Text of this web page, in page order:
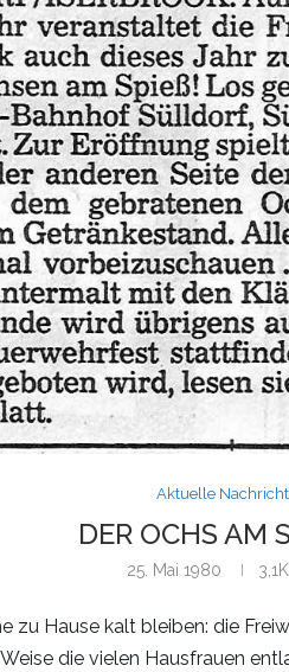
Aktuelle
DER OCHS AM
25. Mai 1980 3,1K
zu Hause kalt bleiben: die
die vielen Hausfrauen